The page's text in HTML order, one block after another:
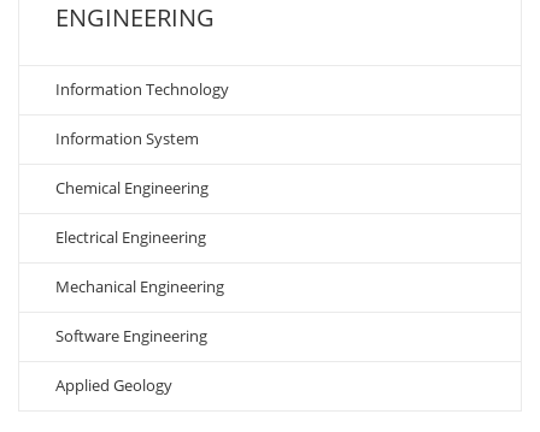
ENGINEERING
Information Technology
Information System
Chemical Engineering
Electrical Engineering
Mechanical Engineering
Software Engineering
Applied Geology